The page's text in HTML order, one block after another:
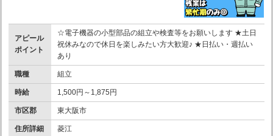
アピール
ポイント
☆電子機器の小型部品の組立や検査等をお願いします ★土日
祝休みなので休日を楽しみたい方大歓迎♪ ★日払い・週払い
あり
職種 組立
時給 1,500円～1,875円
市区郡 東大阪市
住所詳細 菱江